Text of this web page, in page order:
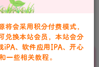
会采用积分付费模式，
兑换本站会员，本站会分
iPA、软件应用IPA、开心
一些相关教程。